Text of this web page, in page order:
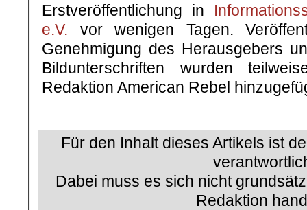
Erstveröffentlichung in
e.V. vor wenigen Tagen.
Genehmigung des Herausgebers
Bildunterschriften wurden
Redaktion American Rebel
Für den Inhalt dieses Artikels ist
Dabei muss es sich nicht
Redaktion